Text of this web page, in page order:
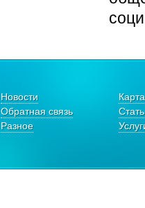
Новости
Обратная связь
Разное